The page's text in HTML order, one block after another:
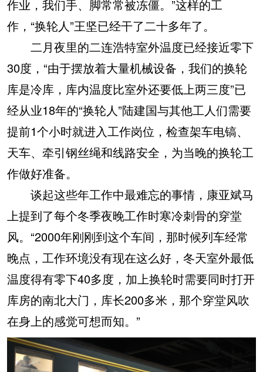
作业，我们手、脚常常被冻僵。”这样的工
作，“换轮人”王坚已经干了二十多年了。
二月夜里的二连浩特室外温度已经接近零下
30度，“由于摆放着大量机械设备，我们的换轮
库是冷库，库内温度比室外还要低上两三度”已
经从业18年的“换轮人”陆建国与其他工人们需要
提前1个小时就进入工作岗位，检查架车电镐、
天车、牵引钢丝绳和线路安全，为当晚的换轮工
作做好准备。
谈起这些年工作中最难忘的事情，康亚斌马
上提到了每个冬季夜晚工作时寒冷刺骨的穿堂
风。“2000年刚刚到这个车间，那时候列车经常
晚点，工作环境没有现在这么好，冬天室外最低
温度得有零下40多度，加上换轮时需要同时打开
库房的南北大门，库长200多米，那个穿堂风吹
在身上的感觉可想而知。”